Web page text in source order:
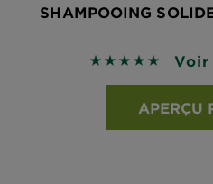
SHAMPOOING
4.875 sur 5 Voir
APERÇU